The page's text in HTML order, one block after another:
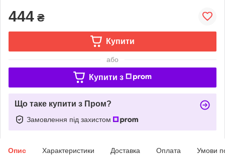
444 ₴
Купити
або
Купити з
Що таке купити з Пром?
Замовлення під захистом
Опис Характеристики Доставка Оплата Умови